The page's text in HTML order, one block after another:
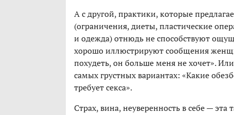
А с другой, практики, которые
(ограничения, диеты, пластические
и одежда) отнюдь не способствуют
хорошо иллюстрируют сообщения
похудеть, он больше меня не хочет».
самых грустных вариантах: «Какие
требует секса».
Страх, вина, неуверенность в себе —